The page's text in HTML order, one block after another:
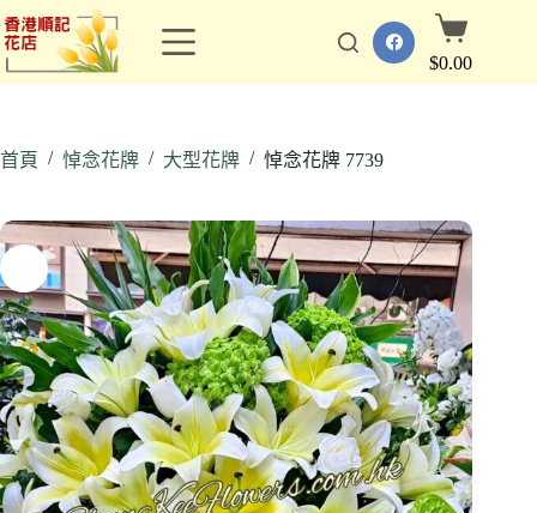
跳
至
主
容
購
物
車
$0.00
首頁 / 悼念花牌 / 大型花牌 / 悼念花牌 7739